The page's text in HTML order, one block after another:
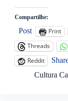
Compartilhe:
Post Print
Threads
Reddit
Cultura